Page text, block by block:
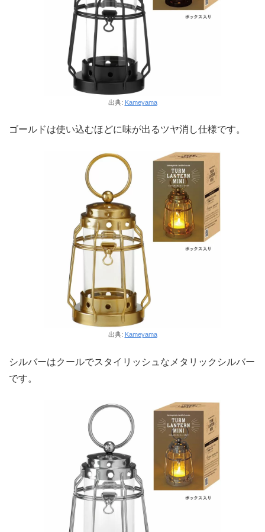
出典: Kameyama
ゴールドは使い込むほどに味が出るツヤ消し仕様です。
出典: Kameyama
シルバーはクールでスタイリッシュなメタリックシルバー
です。